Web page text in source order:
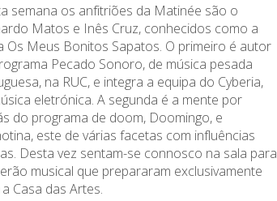
semana os anfitriões da Matinée são o
Matos e Inês Cruz, conhecidos como a
Os Meus Bonitos Sapatos. O primeiro é autor
Pecado Sonoro, de música pesada
na RUC, e integra a equipa do Cyberia,
eletrónica. A segunda é a mente por
do programa de doom, Doomingo, e
este de várias facetas com influências
Desta vez sentam-se connosco na sala para
musical que prepararam exclusivamente
Casa das Artes.